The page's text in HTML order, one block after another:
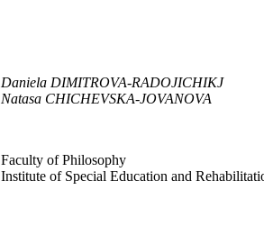
Daniela DIMITROVA-RADOJICHIKJ
Natasa CHICHEVSKA-JOVANOVA
Faculty of Philosophy
Institute of Special Education and